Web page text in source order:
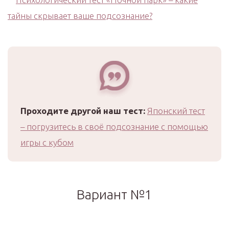
Проходите другой наш тест: Японский тест
– погрузитесь в своё подсознание с помощью
игры с кубом
Вариант №1